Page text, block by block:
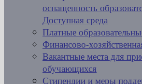
оснащенность
Доступная среда
Платные
Финансово-
Вакантные места для
обучающихся
Стипендии и меры